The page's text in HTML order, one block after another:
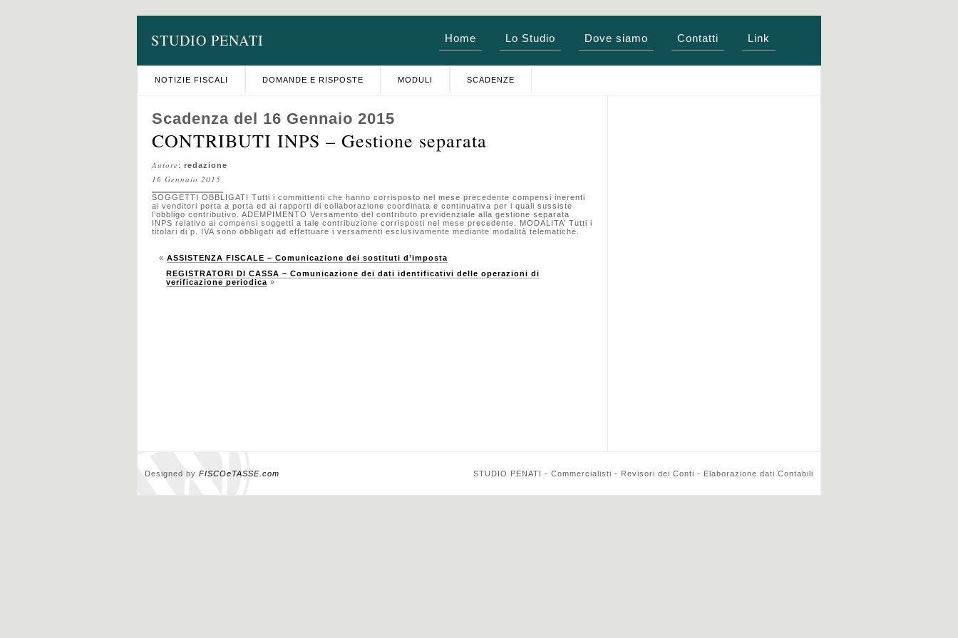
STUDIO PENATI Home Lo Studio Dove siamo Contatti Link
NOTIZIE FISCALI DOMANDE E RISPOSTE MODULI SCADENZE
Scadenza del 16 Gennaio 2015
CONTRIBUTI INPS – Gestione separata
Autore: redazione
16 Gennaio 2015
SOGGETTI OBBLIGATI Tutti i committenti che hanno corrisposto nel mese precedente compensi inerenti
ai venditori porta a porta ed ai rapporti di collaborazione coordinata e continuativa per i quali sussiste
l’obbligo contributivo. ADEMPIMENTO Versamento del contributo previdenziale alla gestione separata
INPS relativo ai compensi soggetti a tale contribuzione corrisposti nel mese precedente. MODALITA’ Tutti i
titolari di p. IVA sono obbligati ad effettuare i versamenti esclusivamente mediante modalità telematiche.
« ASSISTENZA FISCALE – Comunicazione dei sostituti d’imposta
REGISTRATORI DI CASSA – Comunicazione dei dati identificativi delle operazioni di
verificazione periodica »
Designed by FISCOeTASSE.com STUDIO PENATI - Commercialisti - Revisori dei Conti - Elaborazione dati Contabili